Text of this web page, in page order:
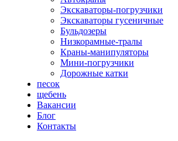
Экскаваторы-погрузчики
Экскаваторы гусеничные
Бульдозеры
Низкорамные-тралы
Краны-манипуляторы
Мини-погрузчики
Дорожные катки
песок
щебень
Вакансии
Блог
Контакты